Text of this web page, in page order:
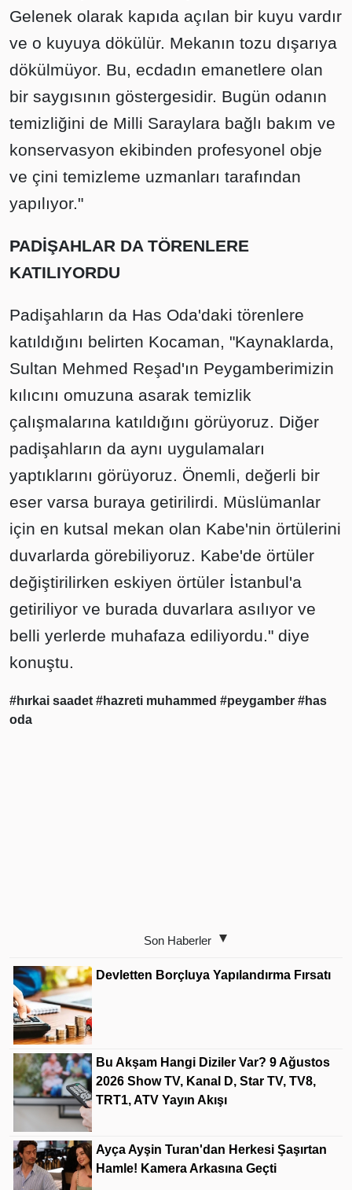
Gelenek olarak kapıda açılan bir kuyu vardır
ve o kuyuya dökülür. Mekanın tozu dışarıya
dökülmüyor. Bu, ecdadın emanetlere olan
bir saygısının göstergesidir. Bugün odanın
temizliğini de Milli Saraylara bağlı bakım ve
konservasyon ekibinden profesyonel obje
ve çini temizleme uzmanları tarafından
yapılıyor."
PADİŞAHLAR DA TÖRENLERE
KATILIYORDU
Padişahların da Has Oda'daki törenlere
katıldığını belirten Kocaman, "Kaynaklarda,
Sultan Mehmed Reşad'ın Peygamberimizin
kılıcını omuzuna asarak temizlik
çalışmalarına katıldığını görüyoruz. Diğer
padişahların da aynı uygulamaları
yaptıklarını görüyoruz. Önemli, değerli bir
eser varsa buraya getirilirdi. Müslümanlar
için en kutsal mekan olan Kabe'nin örtülerini
duvarlarda görebiliyoruz. Kabe'de örtüler
değiştirilirken eskiyen örtüler İstanbul'a
getiriliyor ve burada duvarlara asılıyor ve
belli yerlerde muhafaza ediliyordu." diye
konuştu.
#hırkai saadet #hazreti muhammed #peygamber #has
oda
Son Haberler
Devletten Borçluya Yapılandırma Fırsatı
Bu Akşam Hangi Diziler Var? 9 Ağustos
2026 Show TV, Kanal D, Star TV, TV8,
TRT1, ATV Yayın Akışı
Ayça Ayşin Turan'dan Herkesi Şaşırtan
Hamle! Kamera Arkasına Geçti